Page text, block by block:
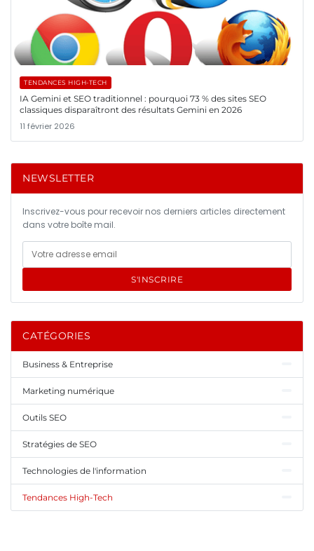
TENDANCES HIGH-TECH
IA Gemini et SEO traditionnel : pourquoi 73 % des sites SEO
classiques disparaîtront des résultats Gemini en 2026
11 février 2026
NEWSLETTER
Inscrivez-vous pour recevoir nos derniers articles directement
dans votre boîte mail.
S'INSCRIRE
CATÉGORIES
Business & Entreprise
Marketing numérique
Outils SEO
Stratégies de SEO
Technologies de l'information
Tendances High-Tech